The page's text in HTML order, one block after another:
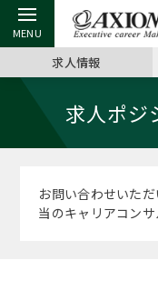
戻る
アクシアムの特長
サービス案内
戻る
キャリア支援 TOP
キャリアデザイン講座
（最新求人市場動向）
戻る
転職ツール TOP
英文レジュメの書き方
戻る
転職コラム TOP
“展”職相談室
戻る
イベント・セミナー
ジョブフェア
戻る
会社概要 TOP
沿革
求人情報
求人ポジ
お問い合わせいた
当のキャリアコン